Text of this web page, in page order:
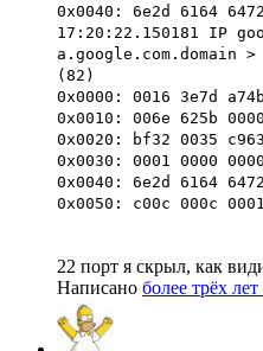
0x0040: 6e2d 6164
17:20:22.150181 IP
a.google.com.domain
(82)
0x0000: 0016 3e7d
0x0010: 006e 625b
0x0020: bf32 0035
0x0030: 0001 0000
0x0040: 6e2d 6164
0x0050: c00c 000c
22 порт я скрыл, как
Написано более трёх лет